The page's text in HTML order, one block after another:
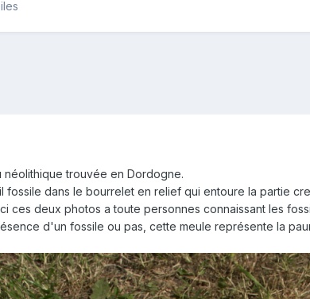
néolithique trouvée en Dordogne.
fossile dans le bourrelet en relief qui entoure la partie
ces deux photos a toute personnes connaissant les
d'un fossile ou pas, cette meule représente la